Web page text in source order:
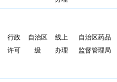
行政
许可
自治区
级
线上
办理
自治区药品
监督管理局